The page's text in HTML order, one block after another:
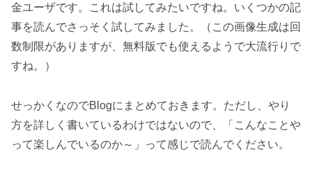
金ユーザです。これは試してみたいですね。いくつかの記
事を読んでさっそく試してみました。（この画像生成は回
数制限がありますが、無料版でも使えるようで大流行りで
すね。）
せっかくなのでBlogにまとめておきます。ただし、やり
方を詳しく書いているわけではないので、「こんなことや
って楽しんでいるのか～」って感じで読んでください。